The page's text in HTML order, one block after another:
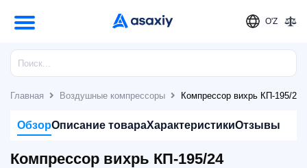
O'Z
Главная Воздушные компрессоры Компрессор вихрь КП-195/24
ОбзорОписание товараХарактеристикиОтзывы
Компрессор вихрь КП-195/24